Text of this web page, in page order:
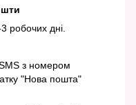
робочих дні.
з номером
"Нова пошта"